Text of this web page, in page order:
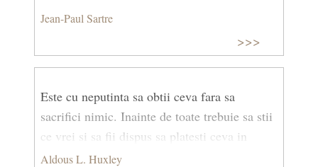
Jean-Paul Sartre
>>>
Este cu neputinta sa obtii ceva fara sa
sacrifici nimic. Inainte de toate trebuie sa stii
ce vrei si sa fii dispus sa platesti ceva in
schimb.
Aldous L. Huxley